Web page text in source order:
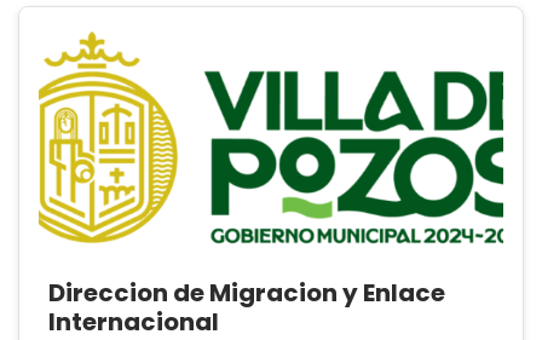
Direccion de Migracion y Enlace
Internacional